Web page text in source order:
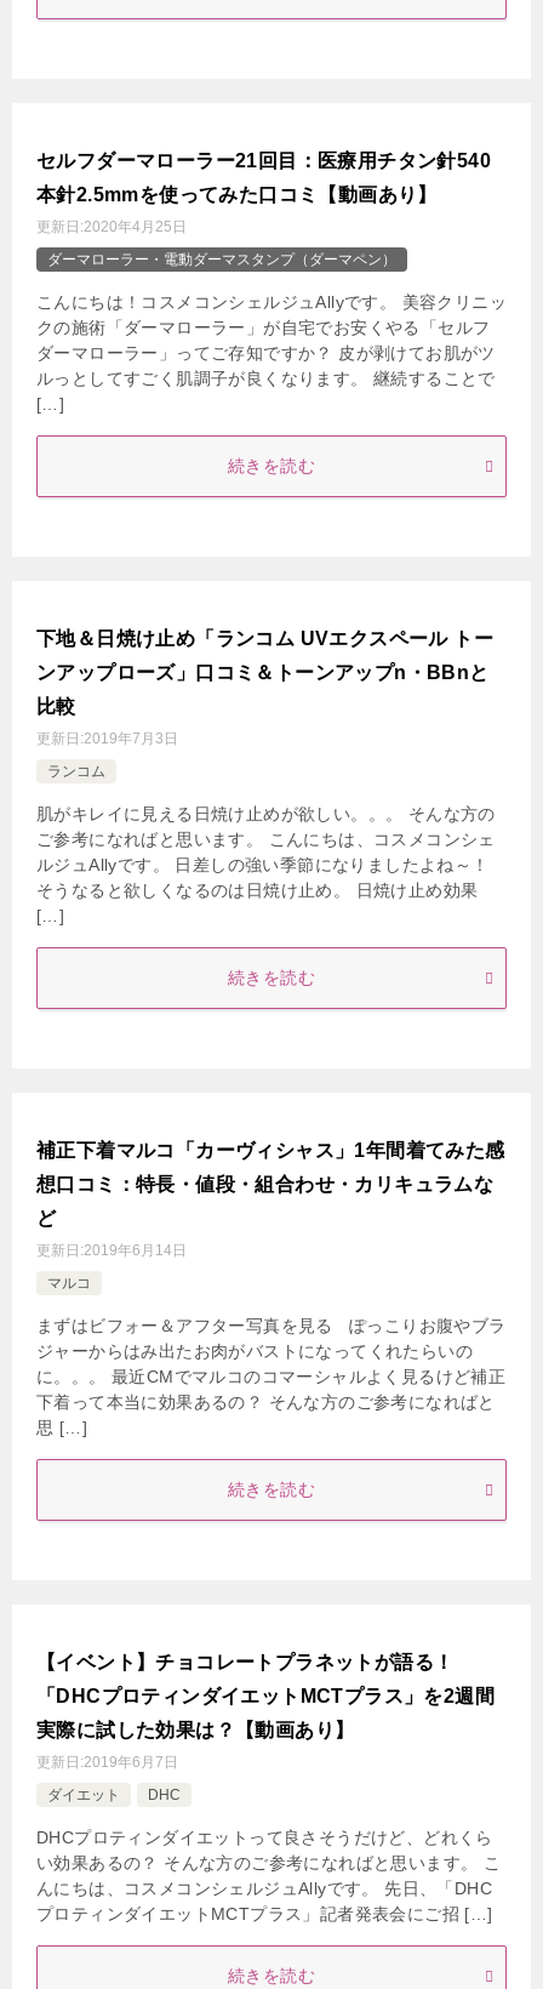
セルフダーマローラー21回目：医療用チタン針540
本針2.5mmを使ってみた口コミ【動画あり】
更新日:2020年4月25日
ダーマローラー・電動ダーマスタンプ（ダーマペン）
こんにちは！コスメコンシェルジュAllyです。 美容クリニッ
クの施術「ダーマローラー」が自宅でお安くやる「セルフ
ダーマローラー」ってご存知ですか？ 皮が剥けてお肌がツ
ルっとしてすごく肌調子が良くなります。 継続することで
[…]
続きを読む
下地＆日焼け止め「ランコム UVエクスペール トー
ンアップローズ」口コミ＆トーンアップn・BBnと
比較
更新日:2019年7月3日
ランコム
肌がキレイに見える日焼け止めが欲しい。。。 そんな方の
ご参考になればと思います。 こんにちは、コスメコンシェ
ルジュAllyです。 日差しの強い季節になりましたよね～！
そうなると欲しくなるのは日焼け止め。 日焼け止め効果
[…]
続きを読む
補正下着マルコ「カーヴィシャス」1年間着てみた感
想口コミ：特長・値段・組合わせ・カリキュラムな
ど
更新日:2019年6月14日
マルコ
まずはビフォー＆アフター写真を見る ぽっこりお腹やブラ
ジャーからはみ出たお肉がバストになってくれたらいの
に。。。 最近CMでマルコのコマーシャルよく見るけど補正
下着って本当に効果あるの？ そんな方のご参考になればと
思 […]
続きを読む
【イベント】チョコレートプラネットが語る！
「DHCプロティンダイエットMCTプラス」を2週間
実際に試した効果は？【動画あり】
更新日:2019年6月7日
ダイエット
DHC
DHCプロティンダイエットって良さそうだけど、どれくら
い効果あるの？ そんな方のご参考になればと思います。 こ
んにちは、コスメコンシェルジュAllyです。 先日、「DHC
プロティンダイエットMCTプラス」記者発表会にご招 […]
続きを読む